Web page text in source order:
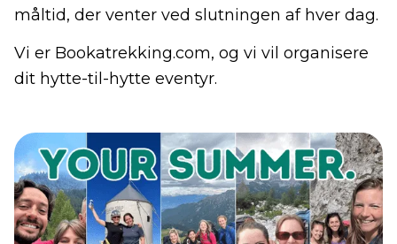
måltid, der venter ved slutningen af hver dag.
Vi er Bookatrekking.com, og vi vil organisere
dit hytte-til-hytte eventyr.